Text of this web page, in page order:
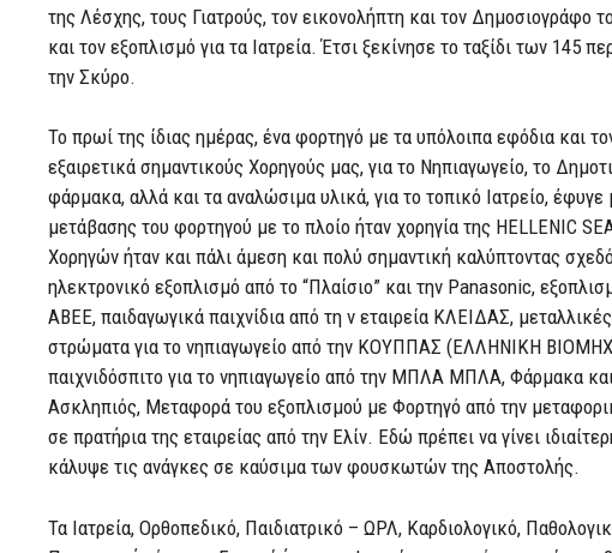
της Λέσχης, τους Γιατρούς, τον εικονολήπτη και τον
και τον εξοπλισμό για τα Ιατρεία. Έτσι ξεκίνησε το ταξίδι των 145
την Σκύρο.
Το πρωί της ίδιας ημέρας, ένα φορτηγό με τα υπόλοιπα εφόδια και
εξαιρετικά σημαντικούς Χορηγούς μας, για το Νηπιαγωγείο, το
φάρμακα, αλλά και τα αναλώσιμα υλικά, για το τοπικό Ιατρείο,
μετάβασης του φορτηγού με το πλοίο ήταν χορηγία της HELLENIC
Χορηγών ήταν και πάλι άμεση και πολύ σημαντική καλύπτοντας
ηλεκτρονικό εξοπλισμό από το “Πλαίσιο” και την Panasonic,
ΑΒΕΕ, παιδαγωγικά παιχνίδια από τη ν εταιρεία ΚΛΕΙΔΑΣ,
στρώματα για το νηπιαγωγείο από την ΚΟΥΠΠΑΣ (ΕΛΛΗΝΙΚΗ
παιχνιδόσπιτο για το νηπιαγωγείο από την ΜΠΛΑ ΜΠΛΑ, Φάρμακα
Ασκληπιός, Μεταφορά του εξοπλισμού με Φορτηγό από την
σε πρατήρια της εταιρείας από την Ελίν. Εδώ πρέπει να γίνει
κάλυψε τις ανάγκες σε καύσιμα των φουσκωτών της Αποστολής.
Τα Ιατρεία, Ορθοπεδικό, Παιδιατρικό – ΩΡΛ, Καρδιολογικό,